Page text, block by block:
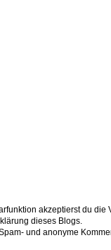
akzeptierst du
dieses Blogs.
und anonyme